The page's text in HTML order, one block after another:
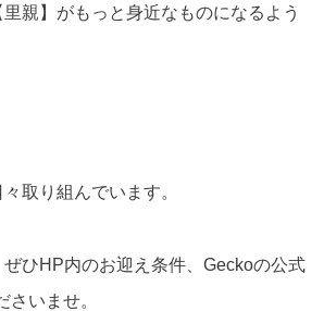
親】がもっと身近なものになるよう
取り組んでいます。
ひHP内のお迎え条件、Geckoの公式
さいませ。